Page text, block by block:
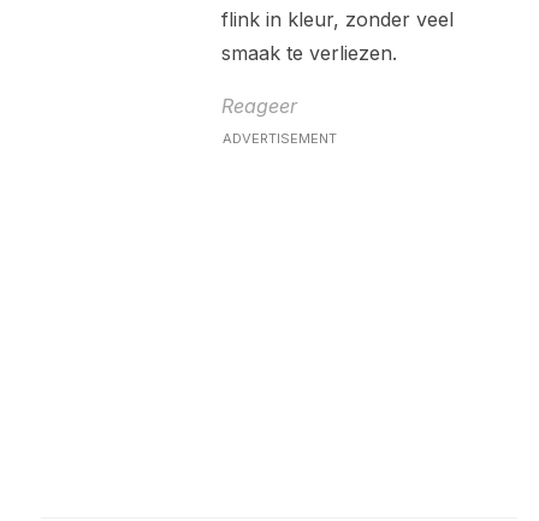
flink in kleur, zonder veel
smaak te verliezen.
Reageer
ADVERTISEMENT